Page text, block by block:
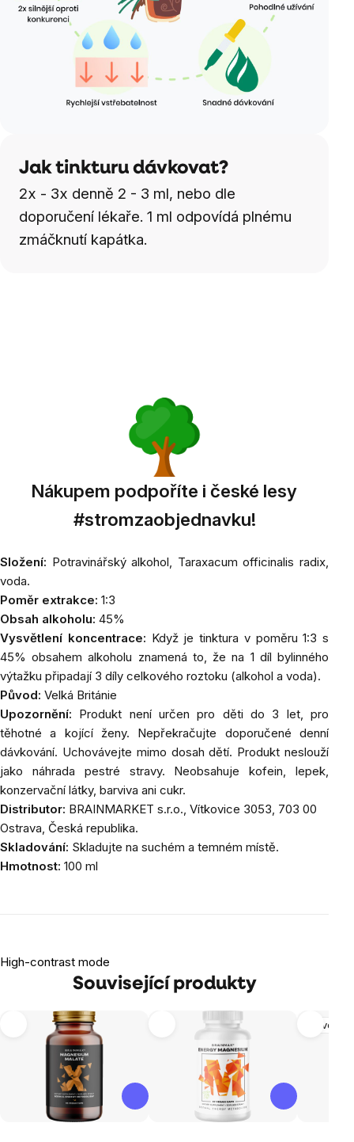
Jak tinkturu dávkovat?
2x - 3x denně 2 - 3 ml, nebo dle
doporučení lékaře. 1 ml odpovídá plnému
zmáčknutí kapátka.
Nákupem podpoříte i české lesy
#stromzaobjednavku!
Složení: Potravinářský alkohol, Taraxacum officinalis radix
voda.
Poměr extrakce: 1:3
Obsah alkoholu: 45%
Vysvětlení koncentrace: Když je tinktura v poměru 1:3 s
45% obsahem alkoholu znamená to, že na 1 díl bylinného
výtažku připadají 3 díly celkového roztoku (alkohol a voda).
Původ: Velká Británie
Upozornění: Produkt není určen pro děti do 3 let, pro
těhotné a kojící ženy. Nepřekračujte doporučené denní
dávkování. Uchovávejte mimo dosah dětí. Produkt neslouží
jako náhrada pestré stravy. Neobsahuje kofein, lepek,
konzervační látky, barviva ani cukr.
Distributor: BRAINMARKET s.r.o., Vítkovice 3053, 703 00
Ostrava, Česká republika.
Skladování: Skladujte na suchém a temném místě.
Hmotnost: 100 ml
High-contrast mode
Související produkty
Nervová